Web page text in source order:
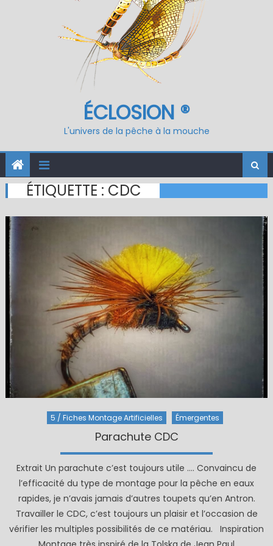
ÉCLOSION ®
L'univers de la pêche à la mouche
ÉTIQUETTE :CDC
5 / Fiches Montage Artificielles Émergentes
Parachute CDC
Extrait Un parachute c’est toujours utile …. Convaincu de
l’efficacité du type de montage pour la pêche en eaux
rapides, je n’avais jamais d’autres toupets qu’en Antron.
Travailler le CDC, c’est toujours un plaisir et l’occasion de
vérifier les multiples possibilités de ce matériau. Inspiration